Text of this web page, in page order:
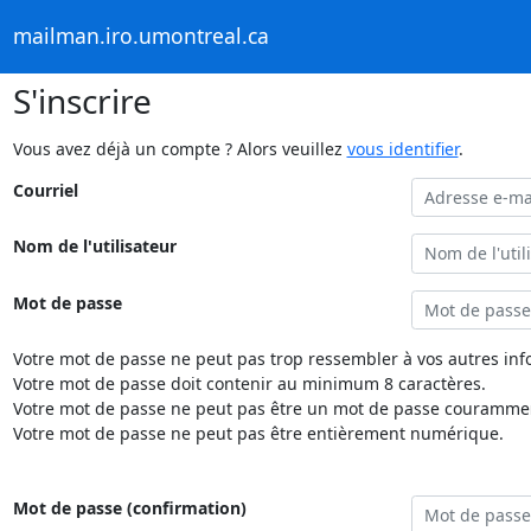
mailman.iro.umontreal.ca
S'inscrire
Vous avez déjà un compte ? Alors veuillez vous identifier.
Courriel
Nom de l'utilisateur
Mot de passe
Votre mot de passe ne peut pas trop ressembler à vos autres
Votre mot de passe doit contenir au minimum 8 caractères.
Votre mot de passe ne peut pas être un mot de passe
Votre mot de passe ne peut pas être entièrement numérique.
Mot de passe (confirmation)